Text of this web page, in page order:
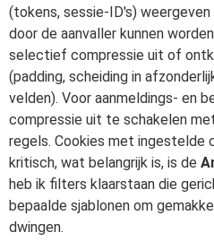
(tokens, sessie-ID's) weergeven
door de aanvaller kunnen
selectief compressie uit of
(padding, scheiding in
velden). Voor aanmeldings- en
compressie uit te schakelen
regels. Cookies met ingestelde
kritisch, wat belangrijk is, is de
heb ik filters klaarstaan die
bepaalde sjablonen om
dwingen.